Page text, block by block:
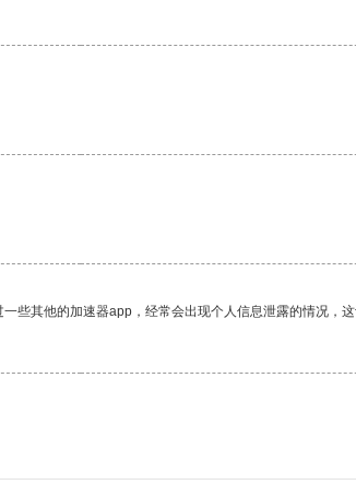
些其他的加速器app，经常会出现个人信息泄露的情况，这